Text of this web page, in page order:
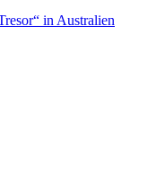
in Australien